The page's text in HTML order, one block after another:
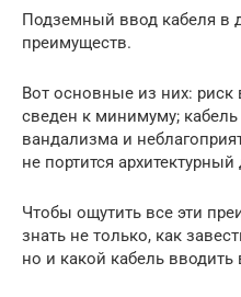
Подземный ввод кабеля в
преимуществ.
Вот основные из них:
сведен к минимуму;
вандализма и
не портится
Чтобы ощутить все эти
знать не только, как
но и какой кабель